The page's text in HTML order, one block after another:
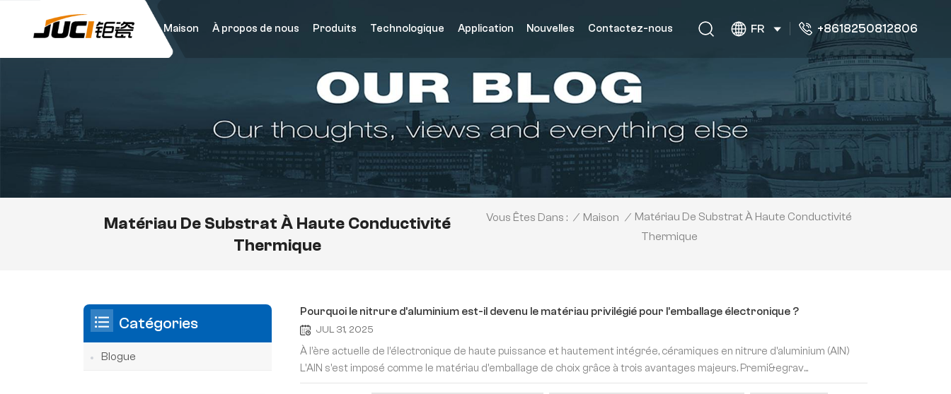
Maison À propos de nous Produits Technologique Application Nouvelles Contactez-nous FR +8618250812806
Matériau De Substrat À Haute Conductivité
Thermique
Vous Êtes Dans : / Maison / Matériau De Substrat À Haute Conductivité
Thermique
Pourquoi le nitrure d’aluminium est-il devenu le matériau privilégié pour l’emballage électronique ?
JUL 31, 2025
À l’ère actuelle de l’électronique de haute puissance et hautement intégrée, céramiques en nitrure d'aluminium (AlN)
L'AlN s'est imposé comme le matériau d'emballage de choix grâce à trois avantages majeurs. Premi&egrav...
Catégories
Blogue